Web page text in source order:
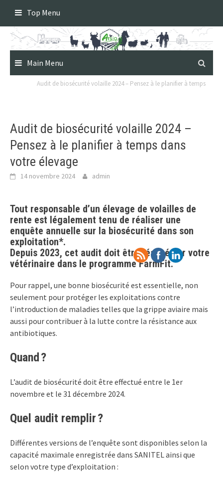
content
Top Menu
Main Menu
Audit de biosécurité volaille 2024 – Pensez à le planifier à temps
Audit de biosécurité volaille 2024 –
Pensez à le planifier à temps dans
votre élevage
14 novembre 2024 admin
Tout responsable d’un élevage de volailles de
rente est légalement tenu de réaliser une
enquête annuelle sur la biosécurité dans son
exploitation*.
Depuis 2023, cet audit doit être réalisé par votre
vétérinaire dans le programme FarmFit.
Pour rappel, une bonne biosécurité est essentielle, non
seulement pour protéger les exploitations contre
l’introduction de maladies telles que la grippe aviaire mais
aussi pour contribuer à la lutte contre la résistance aux
antibiotiques.
Quand ?
L’audit de biosécurité doit être effectué entre le 1er
novembre et le 31 décembre 2024.
Quel audit remplir ?
Différentes versions de l’enquête sont disponibles selon la
capacité maximale enregistrée dans SANITEL ainsi que
selon votre type d’exploitation :